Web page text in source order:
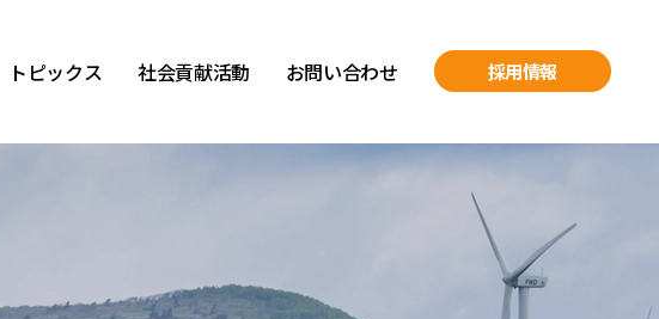
トピックス 社会貢献活動 お問い合わせ 採用情報